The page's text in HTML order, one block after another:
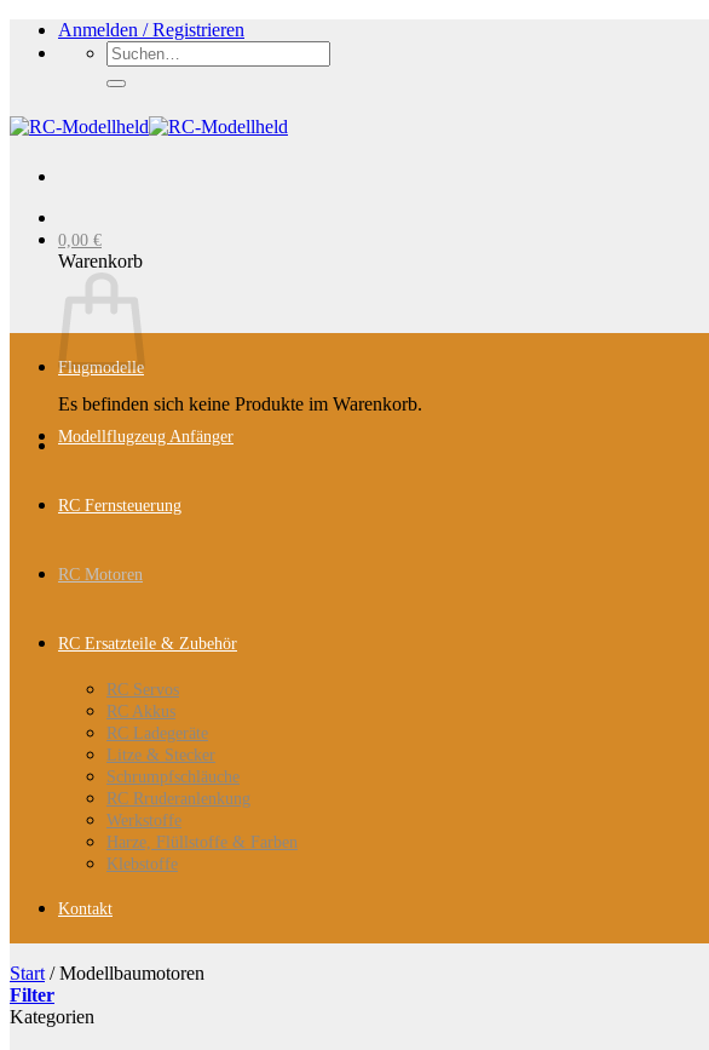
Zum
Inhalt
Anmelden / Registrieren
Suchen
nach:
0,00 €
Warenkorb
Es befinden sich keine Produkte im Warenkorb.
Flugmodelle
Modellflugzeug Anfänger
RC Fernsteuerung
RC Motoren
RC Ersatzteile & Zubehör
RC Servos
RC Akkus
RC Ladegeräte
Litze & Stecker
Schrumpfschläuche
RC Rruderanlenkung
Werkstoffe
Harze, Flüllstoffe & Farben
Klebstoffe
Kontakt
Start /Modellbaumotoren
Filter
Kategorien